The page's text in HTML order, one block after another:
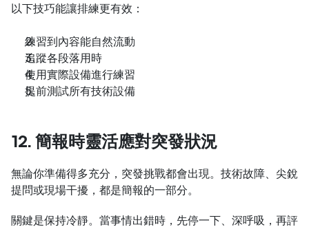
以下技巧能讓排練更有效：
練習到內容能自然流動
追蹤各段落用時
使用實際設備進行練習
提前測試所有技術設備
12. 簡報時靈活應對突發狀況
無論你準備得多充分，突發挑戰都會出現。技術故障、尖銳
提問或現場干擾，都是簡報的一部分。
關鍵是保持冷靜。當事情出錯時，先停一下、深呼吸，再評